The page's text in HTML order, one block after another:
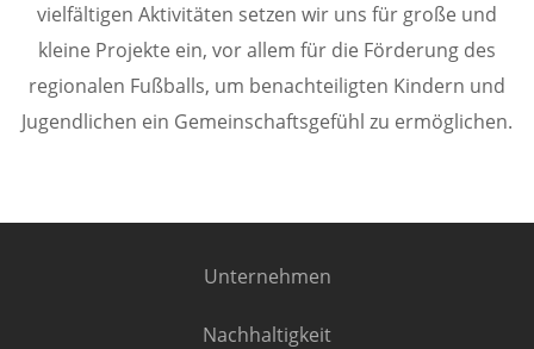
vielfältigen Aktivitäten setzen wir uns für große und
kleine Projekte ein, vor allem für die Förderung des
regionalen Fußballs, um benachteiligten Kindern und
Jugendlichen ein Gemeinschaftsgefühl zu ermöglichen.
Unternehmen
Nachhaltigkeit